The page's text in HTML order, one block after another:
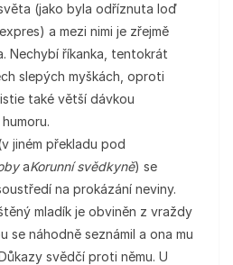
(jako byla odříznuta loď
a mezi nimi je zřejmě
Nechybí říkanka, tentokrát
slepých myškách, oproti
také větší dávkou
jiném překladu pod
aKorunní svědkyně) se
na prokázání neviny.
mladík je obviněn z vraždy
se náhodně seznámil a ona mu
svědčí proti němu. U